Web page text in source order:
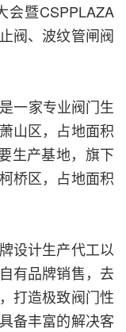
会暨CSPPLAZA
阀、波纹管闸阀
一家专业阀门生
山区，占地面积
生产基地，旗下
桥区，占地面积
设计生产代工以
有品牌销售，去
打造极致阀门性
备丰富的解决客